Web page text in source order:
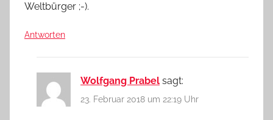
Weltbürger ;-).
Antworten
Wolfgang Prabel sagt:
23. Februar 2018 um 22:19 Uhr